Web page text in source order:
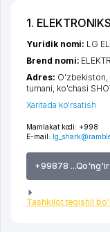
1.
Mamlakat kodi: +998
E-mail:
+99878
Tashkilot tegishli
Yuridik nomi: LG
Brend nomi:
Adres: O'zbekiston,
tumani, ko'chasi
Xaritada ko'rsatish